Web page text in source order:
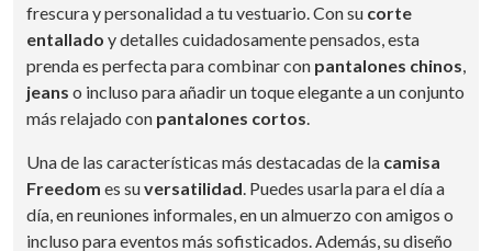
frescura y personalidad a tu vestuario. Con su corte
entallado y detalles cuidadosamente pensados, esta
prenda es perfecta para combinar con pantalones chinos
jeans o incluso para añadir un toque elegante a un conjunto
más relajado con pantalones cortos
Una de las características más destacadas de la camisa
Freedom es suversatilidad . Puedes usarla para el día a
día, en reuniones informales, en un almuerzo con amigos o
incluso para eventos más sofisticados. Además, su diseño